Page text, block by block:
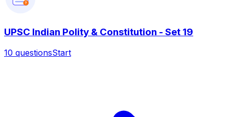
?
UPSC Indian Polity & Constitution - Set 19
10 questionsStart